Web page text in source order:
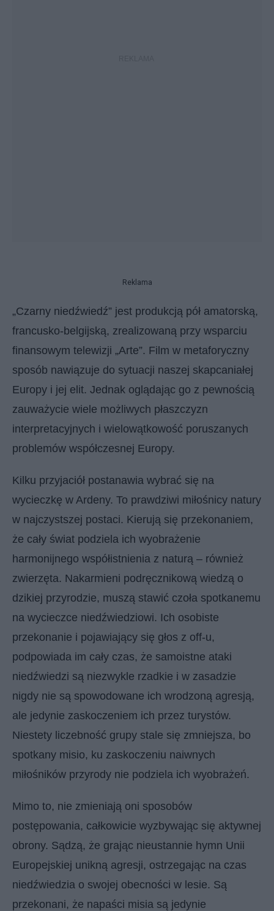
Reklama
„Czarny niedźwiedź” jest produkcją pół amatorską,
francusko-belgijską, zrealizowaną przy wsparciu
finansowym telewizji „Arte”. Film w metaforyczny
sposób nawiązuje do sytuacji naszej skapcaniałej
Europy i jej elit. Jednak oglądając go z pewnością
zauważycie wiele możliwych płaszczyzn
interpretacyjnych i wielowątkowość poruszanych
problemów współczesnej Europy.
Kilku przyjaciół postanawia wybrać się na
wycieczkę w Ardeny. To prawdziwi miłośnicy natury
w najczystszej postaci. Kierują się przekonaniem,
że cały świat podziela ich wyobrażenie
harmonijnego współistnienia z naturą – również
zwierzęta. Nakarmieni podręcznikową wiedzą o
dzikiej przyrodzie, muszą stawić czoła spotkanemu
na wycieczce niedźwiedziowi. Ich osobiste
przekonanie i pojawiający się głos z off-u,
podpowiada im cały czas, że samoistne ataki
niedźwiedzi są niezwykle rzadkie i w zasadzie
nigdy nie są spowodowane ich wrodzoną agresją,
ale jedynie zaskoczeniem ich przez turystów.
Niestety liczebność grupy stale się zmniejsza, bo
spotkany misio, ku zaskoczeniu naiwnych
miłośników przyrody nie podziela ich wyobrażeń.
Mimo to, nie zmieniają oni sposobów
postępowania, całkowicie wyzbywając się aktywnej
obrony. Sądzą, że grając nieustannie hymn Unii
Europejskiej unikną agresji, ostrzegając na czas
niedźwiedzia o swojej obecności w lesie. Są
przekonani, że napaści misia są jedynie